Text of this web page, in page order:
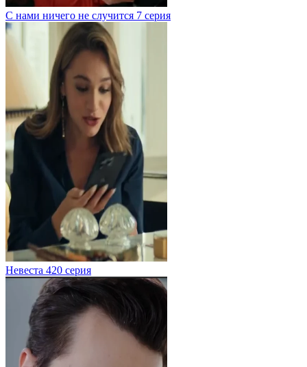
С нами ничего не случится 7 серия
Невеста 420 серия